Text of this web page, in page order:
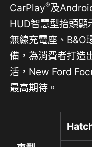
CarPlay®及
HUD智慧型抬頭顯
無線充電座、B&O
備，為消費者打造
活，New Ford
最高期待。